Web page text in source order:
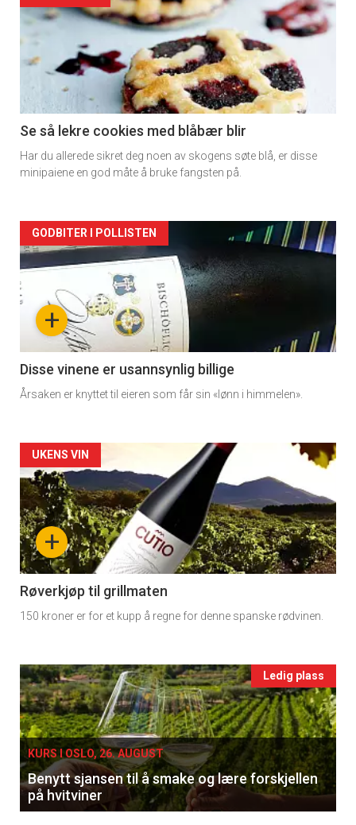
detail
-
section
11
Dagens
Se så lekre cookies med blåbær blir
Har du allerede sikret deg noen av skogens søte blå, er disse
minipaiene en god måte å bruke fangsten på.
Artikler
detail
-
section
11
Dagens
rett
2
+
GODBITER I POLLISTEN
Disse vinene er usannsynlig billige
Årsaken er knyttet til eieren som får sin «lønn i himmelen».
Artikler
detail
-
section
11
Ukens
vin
+
UKENS VIN
Røverkjøp til grillmaten
150 kroner er for et kupp å regne for denne spanske rødvinen.
Events
single
Ledig plass
KURS I OSLO, 26. AUGUST
Benytt sjansen til å smake og lære forskjellen
på hvitviner